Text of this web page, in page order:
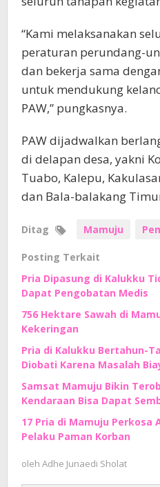
“Kami melaksanakan
peraturan perundang-
dan bekerja sama
untuk mendukung
PAW,” pungkasnya.
PAW dijadwalkan
di delapan desa, yakni
Tuabo, Kalepu,
dan Bala-balakang
Ditag Mamuju
Posting Terkait
Pria Dipasung di Kalukku
Dapat Pengobatan Medis
756 Hektare Sawah di
Kekeringan
Pria di Kalukku Bertahun-
Diobati Karena Masalah
Samsat Mamuju Bikin
Kendaraan Bisa Dapat
17 Pria di Mamuju Perkosa
Pelaku Paman Korban
oleh Adhe Junaedi Sholat